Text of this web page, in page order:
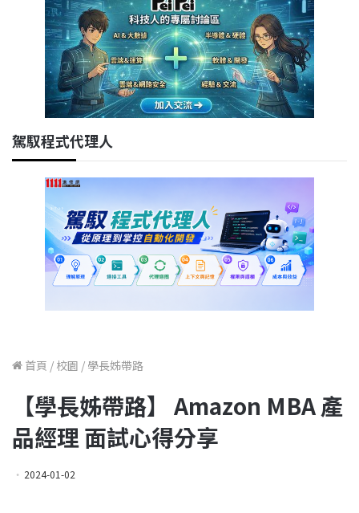
駕馭程式代理人